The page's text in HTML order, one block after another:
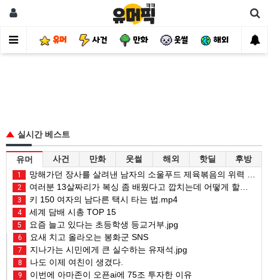
유머 사건 만화 웃썰 해외 핫
실시간 베스트
유머 사건 만화 웃썰 해외 핫딜 후방
1 망해가던 장사를 살려낸 남자의 소울푸드 제육볶음의 위력 ㅋㅋ
2 여러분 13살짜리가 복싱 좀 배웠다고 깝치는데 어떻게 할까요?
3 키 150 여자의 남다른 택시 타는 법.mp4
4 세계 담배 시총 TOP 15
5 요즘 늘고 있다는 초등학생 등교거부.jpg
6 요새 치고 올라오는 봉화군 SNS
7 지나가는 시민에게 큰 실수하는 유재석.jpg
8 나도 이제 여친이 생겼다.
9 이번에 아마존이 오픈ai에 75조 투자한 이유